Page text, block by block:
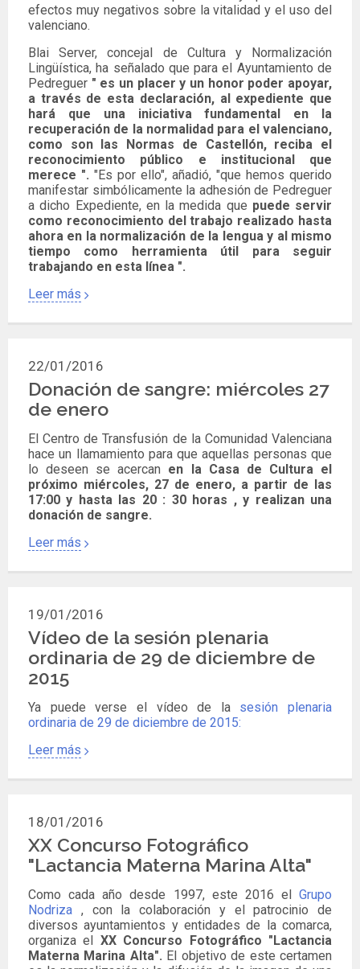
efectos muy negativos sobre la vitalidad y el uso del
valenciano.
Blai Server, concejal de Cultura y Normalización
Lingüística, ha señalado que para el Ayuntamiento de
Pedreguer " es un placer y un honor poder apoyar,
a través de esta declaración, al expediente que
hará que una iniciativa fundamental en la
recuperación de la normalidad para el valenciano,
como son las Normas de Castellón, reciba el
reconocimiento público e institucional que
merece ". "Es por ello", añadió, "que hemos querido
manifestar simbólicamente la adhesión de Pedreguer
a dicho Expediente, en la medida que puede servir
como reconocimiento del trabajo realizado hasta
ahora en la normalización de la lengua y al mismo
tiempo como herramienta útil para seguir
trabajando en esta línea ".
Leer más
22/01/2016
Donación de sangre: miércoles 27
de enero
El Centro de Transfusión de la Comunidad Valenciana
hace un llamamiento para que aquellas personas que
lo deseen se acercan en la Casa de Cultura el
próximo miércoles, 27 de enero, a partir de las
17:00 y hasta las 20 : 30 horas , y realizan una
donación de sangre.
Leer más
19/01/2016
Vídeo de la sesión plenaria
ordinaria de 29 de diciembre de
2015
Ya puede verse el vídeo de la sesión plenaria
ordinaria de 29 de diciembre de 2015:
Leer más
18/01/2016
XX Concurso Fotográfico
"Lactancia Materna Marina Alta"
Como cada año desde 1997, este 2016 el Grupo
Nodriza , con la colaboración y el patrocinio de
diversos ayuntamientos y entidades de la comarca,
organiza el XX Concurso Fotográfico "Lactancia
Materna Marina Alta". El objetivo de este certamen